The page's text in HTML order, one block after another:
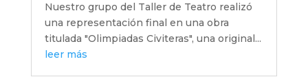
Nuestro grupo del Taller de Teatro realizó
una representación final en una obra
titulada "Olimpiadas Civiteras", una original...
leer más